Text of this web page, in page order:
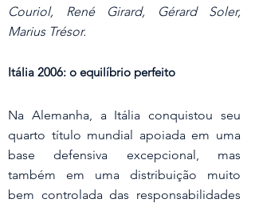
Couriol, René Girard, Gérard Soler,
Marius Trésor.
Itália 2006: o equilíbrio perfeito
Na Alemanha, a Itália conquistou seu
quarto título mundial apoiada em uma
base defensiva excepcional, mas
também em uma distribuição muito
bem controlada das responsabilidades